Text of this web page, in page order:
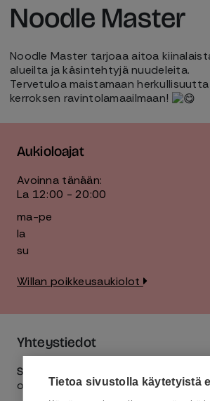
Tietoa sivustolla käytetyistä
Noodle Master
Noodle Master tarjoaa aitoa
alueilta ja käsintehtyjä nuudeleita.
Tervetuloa maistamaan herkullisuutta
kerroksen ravintolamaailmaan!
Aukioloajat
Avoinna tänään:
La 12:00 - 20:00
ma-pe
la
su
Willan poikkeusaukiolot
Yhteystiedot
Sähköposti
office.noodlemaster@gmail.com